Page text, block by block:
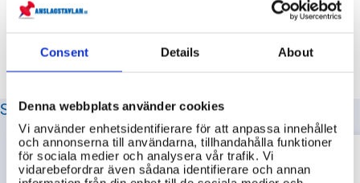
Consent Details About
Denna webbplats använder cookies
Vi använder enhetsidentifierare för att anpassa innehållet
och annonserna till användarna, tillhandahålla funktioner
för sociala medier och analysera vår trafik. Vi
vidarebefordrar även sådana identifierare och annan
Återvinningscentraler
SENASTE FRÅGORNA OM GISLAVED KOMMUN